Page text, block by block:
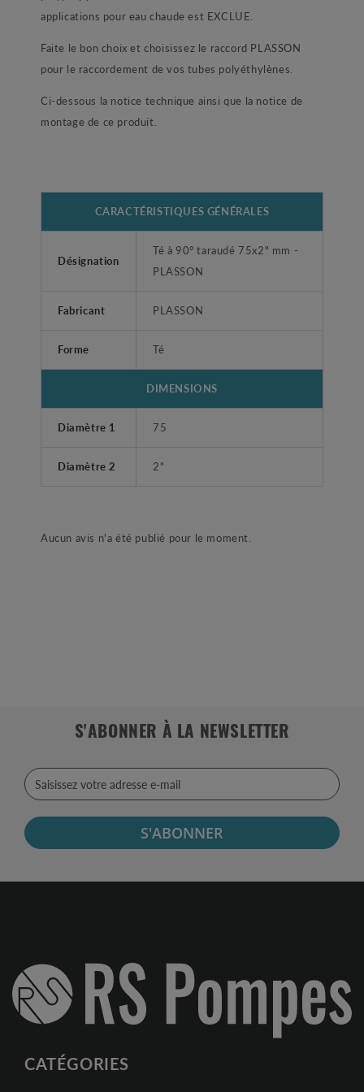
applications pour eau chaude est EXCLUE.
Faite le bon choix et choisissez le raccord PLASSON
pour le raccordement de vos tubes polyéthylènes.
Ci-dessous la notice technique ainsi que la notice de
montage de ce produit.
CARACTÉRISTIQUES GÉNÉRALES
Désignation
Té à 90° taraudé 75x2" mm -
PLASSON
Fabricant PLASSON
Forme Té
DIMENSIONS
Diamètre 1 75
Diamètre 2 2"
Aucun avis n'a été publié pour le moment.
S'ABONNER À LA NEWSLETTER
S'ABONNER
CATÉGORIES